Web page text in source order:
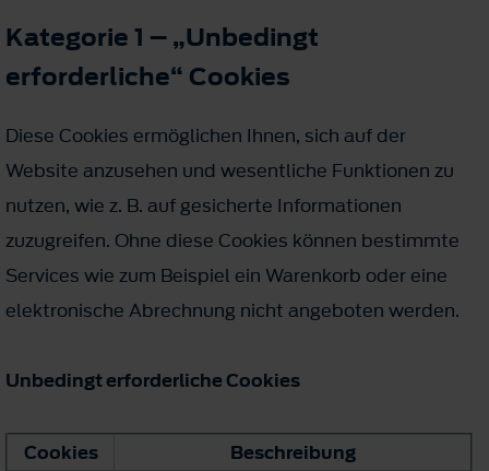
Kategorie 1 – „Unbedingt
erforderliche“ Cookies
Diese Cookies ermöglichen Ihnen, sich auf der
Website anzusehen und wesentliche Funktionen zu
nutzen, wie z. B. auf gesicherte Informationen
zuzugreifen. Ohne diese Cookies können bestimmte
Services wie zum Beispiel ein Warenkorb oder eine
elektronische Abrechnung nicht angeboten werden.
Unbedingt erforderliche Cookies
Cookies Beschreibung